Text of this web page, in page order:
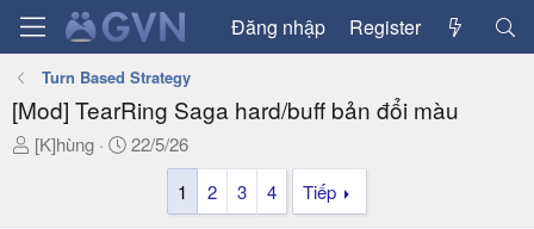
Đăng nhập Register
Turn Based Strategy
[Mod] TearRing Saga hard/buff bản đổi màu
T
[K]hùng
N
22/5/26
1
2 3 4 Tiếp